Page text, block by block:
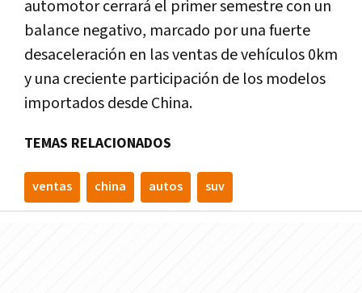
automotor cerrará el primer semestre con un
balance negativo, marcado por una fuerte
desaceleración en las ventas de vehículos 0km
y una creciente participación de los modelos
importados desde China.
TEMAS RELACIONADOS
ventas china autos suv